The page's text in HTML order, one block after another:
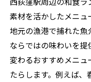
素材を活かしたメニュ
地元の漁港で捕れた
ならではの味わいを
変わるおすすめメニュ
たらします。例えば